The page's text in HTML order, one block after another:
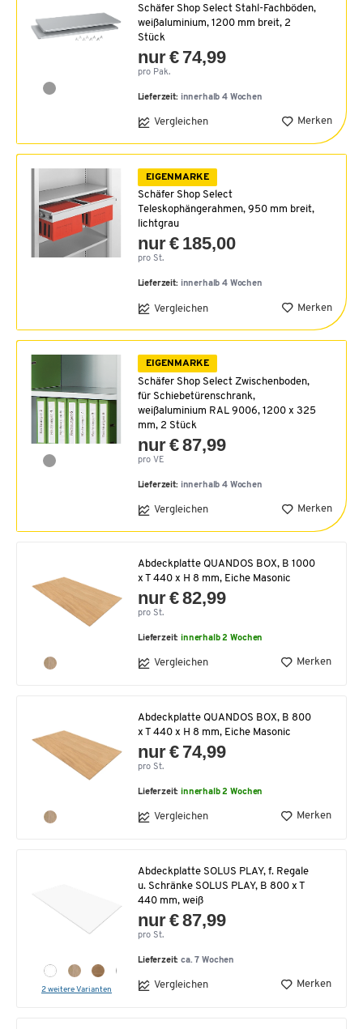
Schäfer Shop Select Stahl-Fachböden,
weißaluminium, 1200 mm breit, 2
Stück
nur € 74,99
pro Pak.
Lieferzeit: innerhalb 4 Wochen
Vergleichen Merken
EIGENMARKE
Schäfer Shop Select
Teleskophängerahmen, 950 mm breit,
lichtgrau
nur € 185,00
pro St.
Lieferzeit: innerhalb 4 Wochen
Vergleichen Merken
EIGENMARKE
Schäfer Shop Select Zwischenboden,
für Schiebetürenschrank,
weißaluminium RAL 9006, 1200 x 325
mm, 2 Stück
nur € 87,99
pro VE
Lieferzeit: innerhalb 4 Wochen
Vergleichen Merken
Abdeckplatte QUANDOS BOX, B 1000
x T 440 x H 8 mm, Eiche Masonic
nur € 82,99
pro St.
Lieferzeit:innerhalb 2 Wochen
Vergleichen Merken
Abdeckplatte QUANDOS BOX, B 800
x T 440 x H 8 mm, Eiche Masonic
nur € 74,99
pro St.
Lieferzeit:innerhalb 2 Wochen
Vergleichen Merken
2 weitere Varianten
Abdeckplatte SOLUS PLAY, f. Regale
u. Schränke SOLUS PLAY, B 800 x T
440 mm, weiß
nur € 87,99
pro St.
Lieferzeit:ca. 7 Wochen
Vergleichen Merken